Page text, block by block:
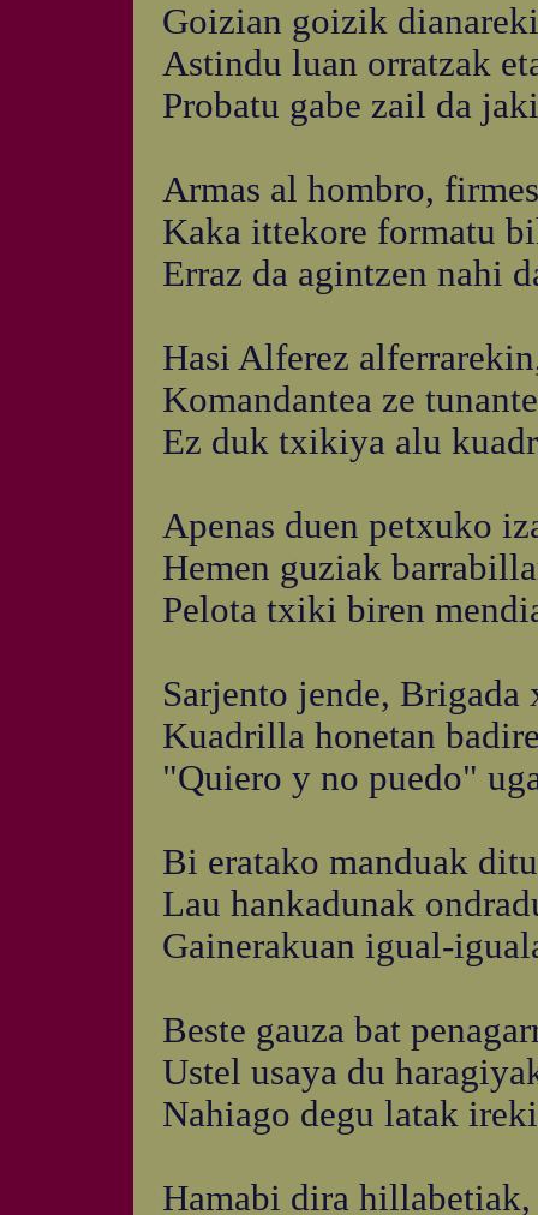
Goizian goizik
Astindu luan orratzak
Probatu gabe zail da
Armas al hombro,
Kaka ittekore formatu
Erraz da agintzen nahi
Hasi Alferez
Komandantea ze
Ez duk txikiya alu
Apenas duen petxuko
Hemen guziak
Pelota txiki biren
Sarjento jende, Brigada
Kuadrilla honetan
"Quiero y no puedo"
Bi eratako manduak
Lau hankadunak
Gainerakuan igual-
Beste gauza bat
Ustel usaya du
Nahiago degu latak
Hamabi dira